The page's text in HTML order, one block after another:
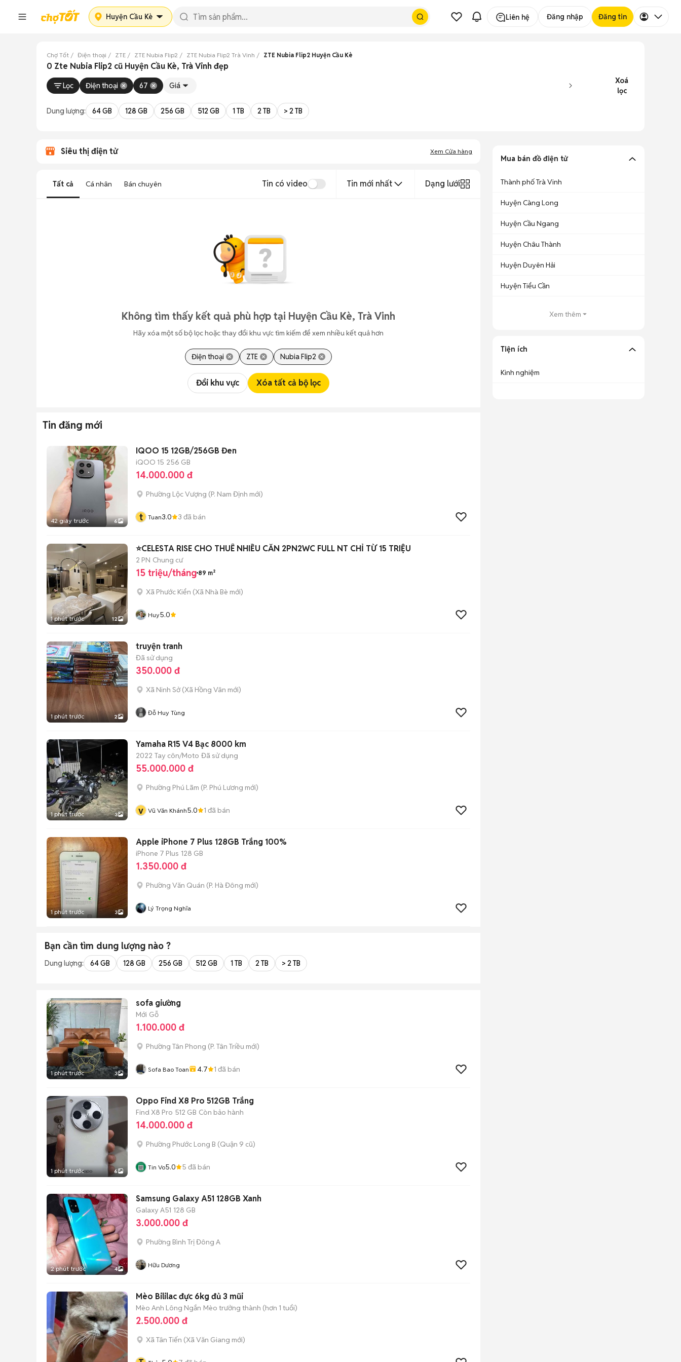
Huyện Cầu Kè Liên hệ Đăng nhập Đăng tin
Chợ Tốt Điện thoại ZTE ZTE Nubia Flip2 ZTE Nubia Flip2 Trà Vinh ZTE Nubia Flip2 Huyện Cầu Kè
0 Zte Nubia Flip2 cũ Huyện Cầu Kè, Trà Vinh đẹp
Lọc Điện thoại 67 Giá
Xoá
lọc
Dung lượng: 64 GB 128 GB 256 GB 512 GB 1 TB 2 TB > 2 TB
Siêu thị điện tử Xem Cửa hàng
Tất cả Cá nhân Bán chuyên Tin có video Tin mới nhất Dạng lưới
Không tìm thấy kết quả phù hợp tại Huyện Cầu Kè, Trà Vinh
Hãy xóa một số bộ lọc hoặc thay đổi khu vực tìm kiếm để xem nhiều kết quả hơn
Điện thoại ZTE Nubia Flip2
Đổi khu vực Xóa tất cả bộ lọc
Tin đăng mới
42 giây trước 6
IQOO 15 12GB/256GB Đen
iQOO 15 256 GB
14.000.000 đ
Phường Lộc Vượng (P. Nam Định mới)
t Tuan3.0 3 đã bán
1 phút trước 12
⭐CELESTA RISE CHO THUÊ NHIỀU CĂN 2PN2WC FULL NT CHỈ TỪ 15 TRIỆU
2 PN Chung cư
15 triệu/tháng 89 m²
Xã Phước Kiển (Xã Nhà Bè mới)
Huy5.0
1 phút trước 2
truyện tranh
Đã sử dụng
350.000 đ
Xã Ninh Sở(Xã Hồng Vân mới)
Đỗ Huy Tùng
1 phút trước 3
Yamaha R15 V4 Bạc 8000 km
2022 Tay côn/Moto Đã sử dụng
55.000.000 đ
Phường Phú Lãm (P. Phú Lương mới)
v Vũ Văn Khánh5.0 1 đã bán
1 phút trước 3
Apple iPhone 7 Plus 128GB Trắng 100%
iPhone 7 Plus 128 GB
1.350.000 đ
Phường Văn Quán (P. Hà Đông mới)
Lý Trọng Nghĩa
Bạn cần tìm dung lượng nào ?
Dung lượng: 64 GB 128 GB 256 GB 512 GB 1 TB 2 TB > 2 TB
1 phút trước 3
sofa giường
Mới Gỗ
1.100.000 đ
Phường Tân Phong (P. Tân Triều mới)
Sofa Bao Toan 4.7 1 đã bán
1 phút trước 6
Oppo Find X8 Pro 512GB Trắng
Find X8 Pro 512 GB Còn bảo hành
14.000.000 đ
Phường Phước Long B (Quận 9 cũ)
Tin Vo5.0 5 đã bán
2 phút trước 4
Samsung Galaxy A51 128GB Xanh
Galaxy A51 128 GB
3.000.000 đ
Phường Bình Trị Đông A
Hữu Dương
Mèo Bililac đực 6kg đủ 3 mũi
Mèo Anh Lông Ngắn Mèo trưởng thành (hơn 1 tuổi)
2.500.000 đ
Xã Tân Tiến (Xã Văn Giang mới)
Mua bán đồ điện tử
Thành phố Trà Vinh
Huyện Càng Long
Huyện Cầu Ngang
Huyện Châu Thành
Huyện Duyên Hải
Huyện Tiểu Cần
Xem thêm
Tiện ích
Kinh nghiệm